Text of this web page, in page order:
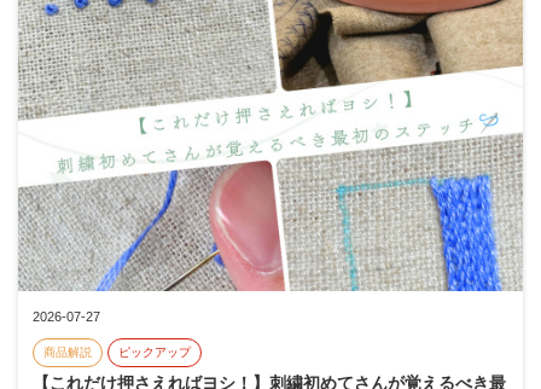
2026-07-27
商品解説 ピックアップ
【これだけ押さえればヨシ！】刺繍初めてさんが覚えるべき最